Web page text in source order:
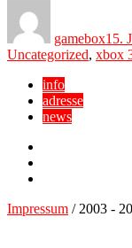
gamebox15.
Uncategorized, xbox
info
adresse
news
Impressum / 2003 -